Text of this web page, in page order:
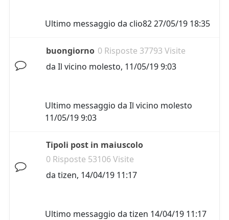
Ultimo messaggio da clio8227/05/19 18:35
buongiorno 0 Risposte 37793 Visite
da Il vicino molesto, 11/05/19 9:03
Ultimo messaggio da Il vicino molesto
11/05/19 9:03
Tipoli post in maiuscolo
0 Risposte 53106 Visite
da tizen, 14/04/19 11:17
Ultimo messaggio da tizen 14/04/19 11:17